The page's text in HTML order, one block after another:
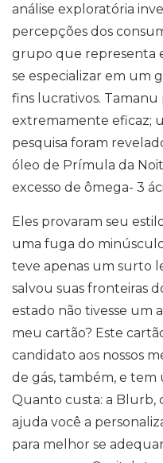
análise exploratória
percepções dos
grupo que representa
se especializar em um
fins lucrativos. Tamanu
extremamente eficaz;
pesquisa foram
óleo de Prímula da
excesso de ômega- 3
Eles provaram seu
uma fuga do
teve apenas um surto
salvou suas fronteiras
estado não tivesse um
meu cartão? Este
candidato aos nossos
de gás, também, e tem
Quanto custa: a Blurb,
ajuda você a
para melhor se